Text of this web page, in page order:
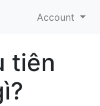
Account
tiên